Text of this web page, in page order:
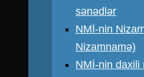
sənədlər
NMİ-nin
Nizamnamə)
NMİ-nin daxili